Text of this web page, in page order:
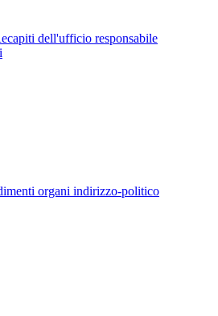
dell'ufficio responsabile
organi indirizzo-politico